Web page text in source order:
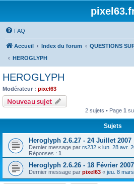
FAQ
Accueil Index du forum
QUESTIONS
HEROGLYPH
HEROGLYPH
Modérateur : pixel63
Nouveau sujet
2 sujets • Page 1
Sujets
Heroglyph 2.6.27 - 24 Juillet 2007
Dernier message par rs232 « lun. 28 avr.
Réponses : 1
Heroglyph 2.6.26 - 18 Février 2007
Dernier message par pixel63 « jeu. 8